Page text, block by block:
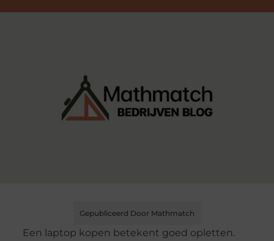
Gepubliceerd Door Mathmatch
Een laptop kopen betekent goed opletten.